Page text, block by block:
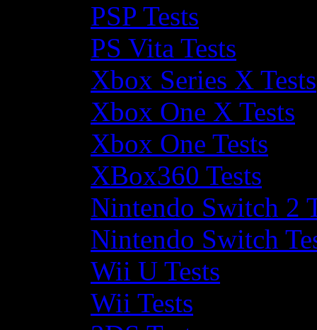
PSP Tests
PS Vita Tests
Xbox Series X Tests
Xbox One X Tests
Xbox One Tests
XBox360 Tests
Nintendo Switch 2
Nintendo Switch
Wii U Tests
Wii Tests